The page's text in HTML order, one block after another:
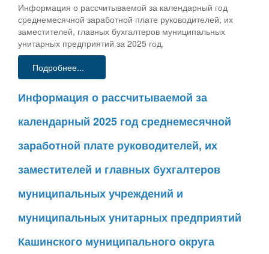
Информация о рассчитываемой за календарный год
среднемесячной заработной плате руководителей, их
заместителей, главных бухгалтеров муниципальных
унитарных предприятий за 2025 год.
Подробнее...
Информация о рассчитываемой за
календарный 2025 год среднемесячной
заработной плате руководителей, их
заместителей и главных бухгалтеров
муниципальных учреждений и
муниципальных унитарных предприятий
Кашинского муниципального округа